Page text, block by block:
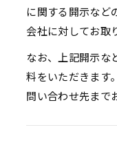
に関する開示など
会社に対してお取
なお、上記開示な
料をいただきます
問い合わせ先まで